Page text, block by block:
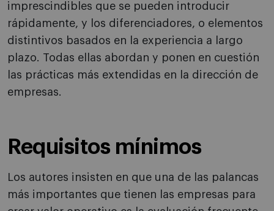
imprescindibles que se pueden introducir
rápidamente, y los diferenciadores, o elementos
distintivos basados en la experiencia a largo
plazo. Todas ellas abordan y ponen en cuestión
las prácticas más extendidas en la dirección de
empresas.
Requisitos mínimos
Los autores insisten en que una de las palancas
más importantes que tienen las empresas para